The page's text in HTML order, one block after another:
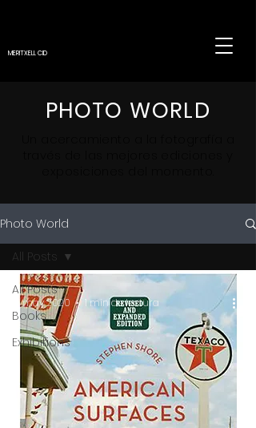
MERITXELL CID
PHOTO WORLD
Photo World
All Posts
Books
Exhibitions
All Posts
5 may 2020 1 min de lectura